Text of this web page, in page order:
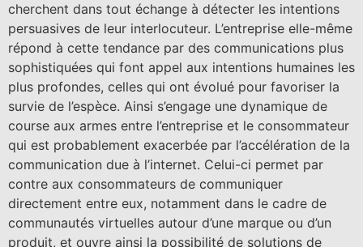
cherchent dans tout échange à détecter les intentions
persuasives de leur interlocuteur. L’entreprise elle-même
répond à cette tendance par des communications plus
sophistiquées qui font appel aux intentions humaines les
plus profondes, celles qui ont évolué pour favoriser la
survie de l’espèce. Ainsi s’engage une dynamique de
course aux armes entre l’entreprise et le consommateur
qui est probablement exacerbée par l’accélération de la
communication due à l’internet. Celui-ci permet par
contre aux consommateurs de communiquer
directement entre eux, notamment dans le cadre de
communautés virtuelles autour d’une marque ou d’un
produit, et ouvre ainsi la possibilité de solutions de